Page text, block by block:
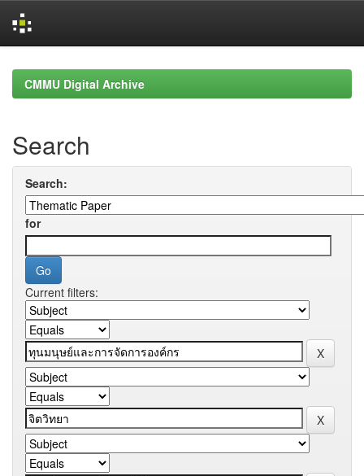
navigationCMMU Digital Archive
Search
Search:
for
Current filters: